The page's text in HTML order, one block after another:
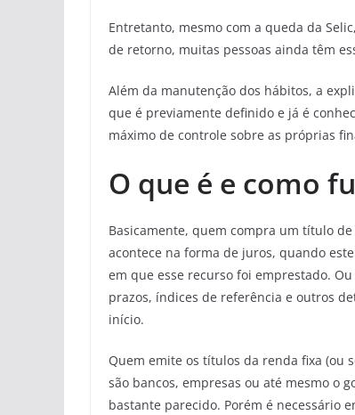
Entretanto, mesmo com a queda da
de retorno, muitas pessoas ainda têm
Além da manutenção dos hábitos, a
que é previamente definido e já é
máximo de controle sobre as próprias
O que é e como
Basicamente, quem compra um título
acontece na forma de juros, quando
em que esse recurso foi emprestado.
prazos, índices de referência e outros
início.
Quem emite os títulos da renda fixa (ou
são bancos, empresas ou até mesmo o
bastante parecido. Porém é necessário